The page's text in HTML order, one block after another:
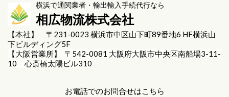
横浜で通関業者・輸出輸入手続代行なら
相広物流株式会社
【本社】 〒231-0023 横浜市中区山下町89番地6 HF横浜山
下ビルディング5F
【大阪営業所】 〒542-0081 大阪府大阪市中央区南船場3-11-
10 心斎橋太陽ビル310
お電話でのお問合せはこちら